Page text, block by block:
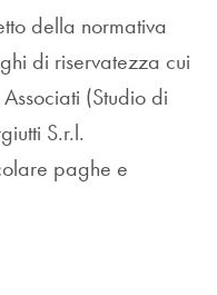
della normativa
di riservatezza cui
(Studio di
S.r.l.
paghe e